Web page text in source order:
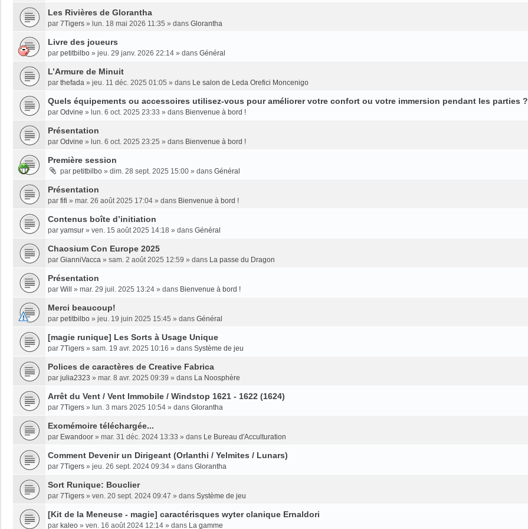
Les Rivières de Glorantha
par 7Tigers » lun. 18 mai 2026 11:35 » dans Glorantha
Livre des joueurs
par petitbilbo » jeu. 29 janv. 2026 22:14 » dans Général
L’Armure de Minuit
par thefada » jeu. 11 déc. 2025 01:05 » dans Le salon de Leda Orefici Moncenigo
Quels équipements ou accessoires utilisez-vous pour améliorer votre confort ou votre immersion pendant les parties ?
par Odvine » lun. 6 oct. 2025 23:33 » dans Bienvenue à bord !
Présentation
par Odvine » lun. 6 oct. 2025 23:25 » dans Bienvenue à bord !
Première session
par petitbilbo » dim. 28 sept. 2025 15:00 » dans Général
Présentation
par fifi » mar. 26 août 2025 17:04 » dans Bienvenue à bord !
Contenus boîte d’initiation
par yamsur » ven. 15 août 2025 14:18 » dans Général
Chaosium Con Europe 2025
par GianniVacca » sam. 2 août 2025 12:59 » dans La passe du Dragon
Présentation
par Will » mar. 29 juil. 2025 13:24 » dans Bienvenue à bord !
Merci beaucoup!
par petitbilbo » jeu. 19 juin 2025 15:45 » dans Général
[magie runique] Les Sorts à Usage Unique
par 7Tigers » sam. 19 avr. 2025 10:16 » dans Système de jeu
Polices de caractères de Creative Fabrica
par julia2323 » mar. 8 avr. 2025 09:39 » dans La Noosphère
Arrêt du Vent / Vent Immobile / Windstop 1621 - 1622 (1624)
par 7Tigers » lun. 3 mars 2025 10:54 » dans Glorantha
Exomémoire téléchargée...
par Ewandoor » mar. 31 déc. 2024 13:33 » dans Le Bureau d'Acculturation
Comment Devenir un Dirigeant (Orlanthi / Yelmites / Lunars)
par 7Tigers » jeu. 26 sept. 2024 09:34 » dans Glorantha
Sort Runique: Bouclier
par 7Tigers » ven. 20 sept. 2024 09:47 » dans Système de jeu
[Kit de la Meneuse - magie] caractérisques wyter clanique Ernaldori
par kaleo » ven. 16 août 2024 12:14 » dans La gamme